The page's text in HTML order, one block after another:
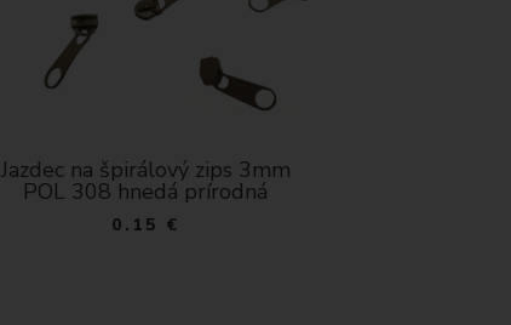
Jazdec na špirálový zips 3mm
POL 308 hnedá prírodná
0.15 €